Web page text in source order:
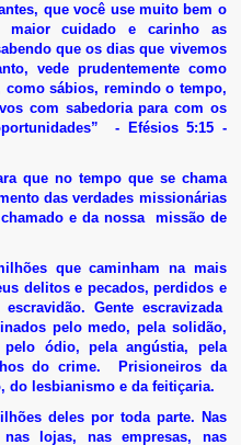
que você use muito bem o
cuidado e carinho as
que os dias que vivemos
vede prudentemente como
sábios, remindo o tempo,
com sabedoria para com os
- Efésios 5:15 -
que no tempo que se chama
das verdades missionárias
e da nossa missão de
que caminham na mais
delitos e pecados, perdidos e
Gente escravizada
pelo medo, pela solidão,
pelo ódio, pela angústia, pela
do crime. Prisioneiros da
do lesbianismo e da feitiçaria.
deles por toda parte. Nas
lojas, nas empresas, nas